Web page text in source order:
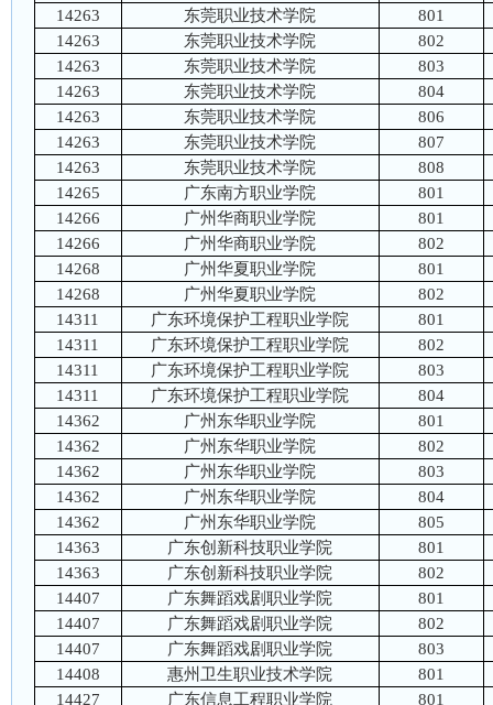
14263
东莞职业技术学院
801
14263
东莞职业技术学院
802
14263
东莞职业技术学院
803
14263
东莞职业技术学院
804
14263
东莞职业技术学院
806
14263
东莞职业技术学院
807
14263
东莞职业技术学院
808
14265
广东南方职业学院
801
14266
广州华商职业学院
801
14266
广州华商职业学院
802
14268
广州华夏职业学院
801
14268
广州华夏职业学院
802
14311
广东环境保护工程职业学院
801
14311
广东环境保护工程职业学院
802
14311
广东环境保护工程职业学院
803
14311
广东环境保护工程职业学院
804
14362
广州东华职业学院
801
14362
广州东华职业学院
802
14362
广州东华职业学院
803
14362
广州东华职业学院
804
14362
广州东华职业学院
805
14363
广东创新科技职业学院
801
14363
广东创新科技职业学院
802
14407
广东舞蹈戏剧职业学院
801
14407
广东舞蹈戏剧职业学院
802
14407
广东舞蹈戏剧职业学院
803
14408
惠州卫生职业技术学院
801
14427
广东信息工程职业学院
801